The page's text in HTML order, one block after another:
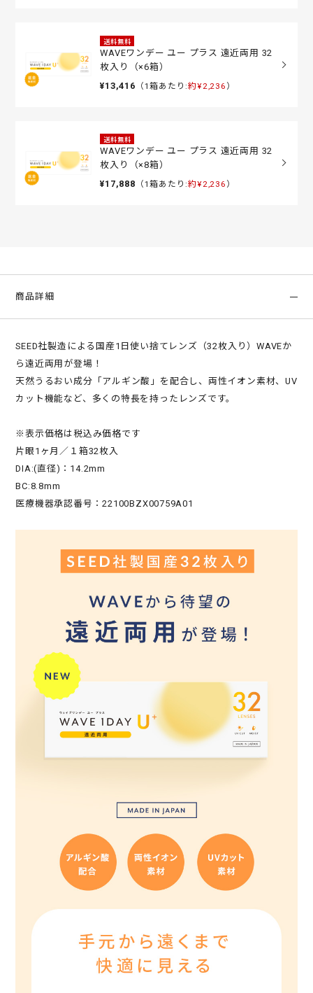
送料無料
WAVEワンデー ユー プラス 遠近両用 32
枚入り（×6箱）
¥13,416 （1箱あたり:約¥2,236 ）
送料無料
WAVEワンデー ユー プラス 遠近両用 32
枚入り（×8箱）
¥17,888 （1箱あたり:約¥2,236 ）
商品詳細
SEED社製造による国産1日使い捨てレンズ（32枚入り）WAVEか
ら遠近両用が登場！
天然うるおい成分「アルギン酸」を配合し、両性イオン素材、UV
カット機能など、多くの特長を持ったレンズです。
※表示価格は税込み価格です
片眼1ヶ月／１箱32枚入
DIA:(直径)：14.2mm
BC:8.8mm
医療機器承認番号：22100BZX00759A01